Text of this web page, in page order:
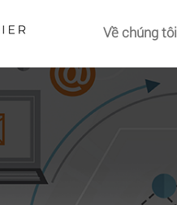
Về chúng tôi